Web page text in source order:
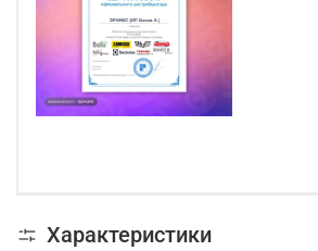
Характеристики